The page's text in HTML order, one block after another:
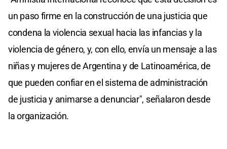
un paso firme en la construcción de una justicia que
condena la violencia sexual hacia las infancias y la
violencia de género, y, con ello, envía un mensaje a las
niñas y mujeres de Argentina y de Latinoamérica, de
que pueden confiar en el sistema de administración
de justicia y animarse a denunciar", señalaron desde
la organización.